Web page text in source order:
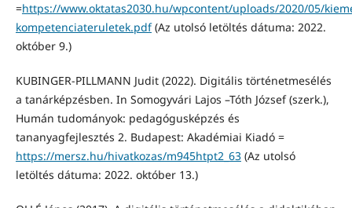
=https://www.oktatas2030.hu/wpcontent/uploads/2020/05/
kompetenciateruletek.pdf(Az utolsó letöltés dátuma: 2022.
október 9.)
KUBINGER-PILLMANN Judit (2022). Digitális történetmesélés
a tanárképzésben. In Somogyvári Lajos –Tóth József (szerk.),
Humán tudományok: pedagógusképzés és
tananyagfejlesztés 2. Budapest: Akadémiai Kiadó =
https://mersz.hu/hivatkozas/m945htpt2_63(Az utolsó
letöltés dátuma: 2022. október 13.)